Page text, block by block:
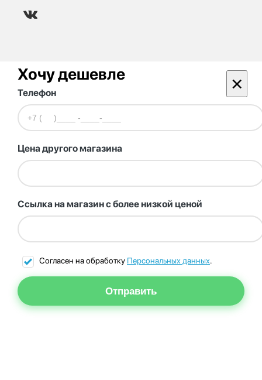
Хочу дешевле ×
Телефон
Цена другого магазина
Ссылка на магазин с более низкой ценой
Согласен на обработку Персональных данных.
Отправить